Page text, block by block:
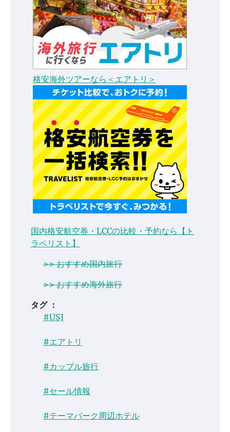
格安海外ツアーなら＜エアトリ＞
国内格安航空券・LCCの比較・予約なら【ト
ラベリスト】
>> おすすめ国内旅行
>> おすすめ海外旅行
タグ ：
#USJ
#エアトリ
#カップル旅行
#セール情報
#テーマパーク周辺ホテル